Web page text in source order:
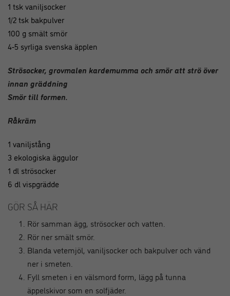
1 tsk vaniljsocker
1/2 tsk bakpulver
100 g smält smör
4-5 syrliga svenska äpplen
Strösocker, grovmalen kardemumma och smör att strö över
innan gräddning
Smör till formen.
Råkräm
1 vaniljstång
3 ekologiska äggulor
1 dl strösocker
6 dl vispgrädde
GÖR SÅ HÄR
Rör samman ägg, strösocker och vatten.
Rör ner smält smör.
Blanda vetemjöl, vaniljsocker och bakpulver och vänd
ner i smeten.
Fyll smeten i en välsmord form, lägg på tunna
äppelskivor som en solfjäder.